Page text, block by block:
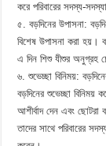
করে পরিবারের সদস্য-
৫. বড়দিনের উপাসনা:
বিশেষ উপাসনা করা হয়।
এ দিন শিশু যীশুর অনুগ্রহ
৬. শুভেচ্ছা বিনিময়:
বড়দিনের শুভেচ্ছা বিনিময়
আশীর্বাদ দেন এবং
তাদের সাথে পরিবারের